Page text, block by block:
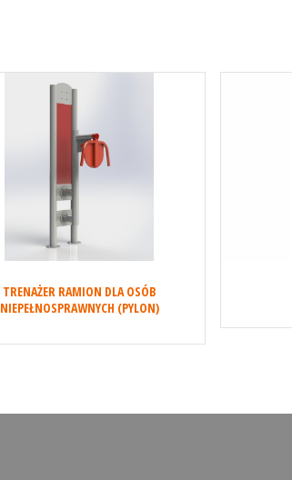
TRENAŻER RAMION DLA OSÓB
NIEPEŁNOSPRAWNYCH (PYLON)